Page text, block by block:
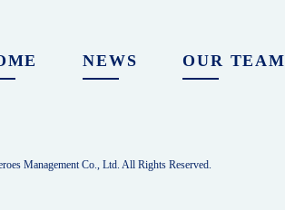
NEWS OUR TEAM
Management Co., Ltd. All Rights Reserved.